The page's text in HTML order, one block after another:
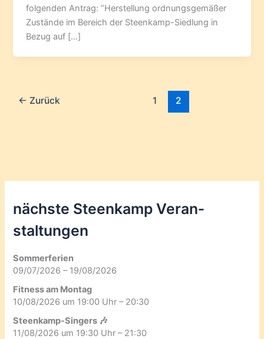
folgenden Antrag: “Herstellung ordnungsgemäßer
Zustände im Bereich der Steenkamp-Siedlung in
Bezug auf […]
← Zurück 1 2
nächste Steenkamp Veran­
staltungen
Sommerferien
09/07/2026 – 19/08/2026
Fitness am Montag
10/08/2026 um 19:00 Uhr – 20:30
Steenkamp-Singers 🎶
11/08/2026 um 19:30 Uhr – 21:30